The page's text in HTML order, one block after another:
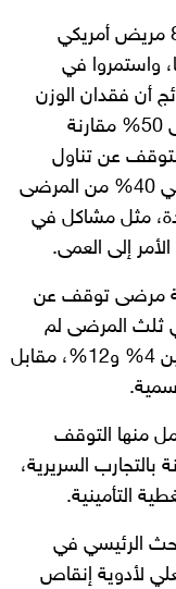
وتابع الباحثون في الدراسة أكثر من 8000 مريض أمريكي
بمتوسط عمر 51 عامًا، واستمروا في
أن فقدان الوزن
الفعلي للمرضى كان أقل بنسبة تصل إلى 50% مقارنة
عن تناول
الأدوية ارتفاعًا ملحوظًا، حيث أوقف حوالي 40% من المرضى
مثل مشاكل في
إلى العمى.
مرضى توقف عن
ثلث المرضى لم
يكملوا العام. وكان معدل فقدان الوزن بين 4% و12%، مقابل
منها التوقف
بالتجارب السريرية،
التأمينية.
الرئيسي في
لأدوية إنقاص